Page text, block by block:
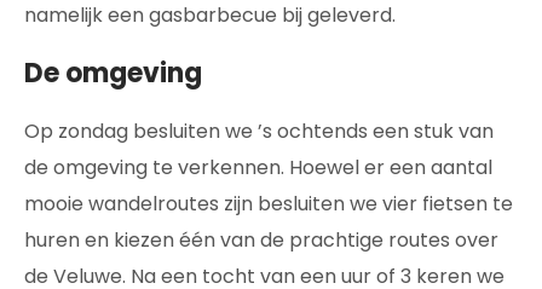
namelijk een gasbarbecue bij geleverd.
De omgeving
Op zondag besluiten we ’s ochtends een stuk van
de omgeving te verkennen. Hoewel er een aantal
mooie wandelroutes zijn besluiten we vier fietsen te
huren en kiezen één van de prachtige routes over
de Veluwe. Na een tocht van een uur of 3 keren we